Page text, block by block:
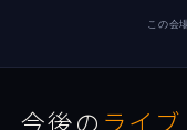
この会
今後の ライブ